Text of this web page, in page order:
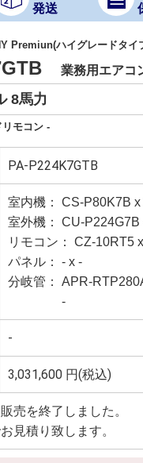
発送
Premiun(ハイグレードタイ
業務用エアコ
8馬力
モコン -
PA-P224K7GTB
室内機： CS-P80K7B x
室外機： CU-P224G7B
リモコン： CZ-10RT5
パネル： - x -
分岐管： APR-
-
-
3,031,600 円(税込)
売を終了しました。
見積り致します。